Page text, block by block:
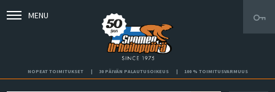
MENU
NOPEAT TOIMITUKSET 30 PÄIVÄN PALAUTUSOIKEUS 100 % TOIMITUSVARMUUS